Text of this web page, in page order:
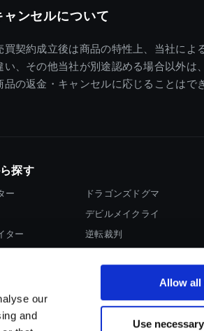
our
and
Allow all
Use
ャンセルについて
買契約成立後は商品の特性上、当社によ
い、その他当社が別途認める場合以外は
品の返金・キャンセルに応じることはで
探す
ー
ター
ドラゴンズドグマ
デビルメイクライ
逆転裁判